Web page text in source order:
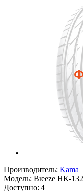
Производитель: Kama
Модель: Breeze НК-132
Доступно: 4